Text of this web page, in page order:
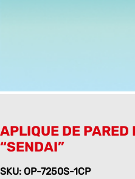
APLIQUE DE PARED
“SENDAI”
SKU: OP-7250S-1CP